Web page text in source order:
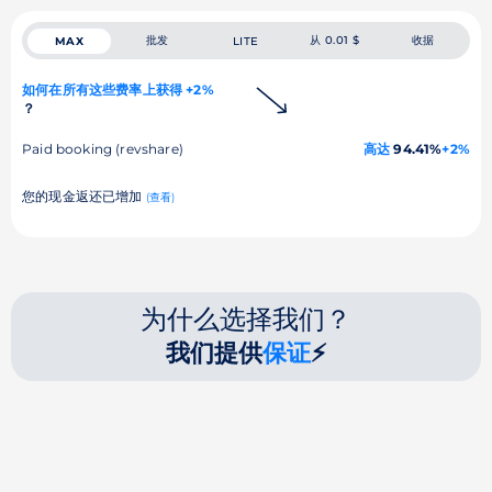
MAX 批发 LITE 从 0.01 $ 收据
如何在所有这些费率上获得 +2%
？
Paid booking (revshare) 高达 94.41%+2%
您的现金返还已增加 (查看)
为什么选择我们？
我们提供保证⚡